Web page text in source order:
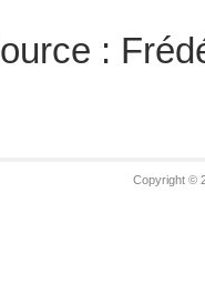
:
Copyright ©